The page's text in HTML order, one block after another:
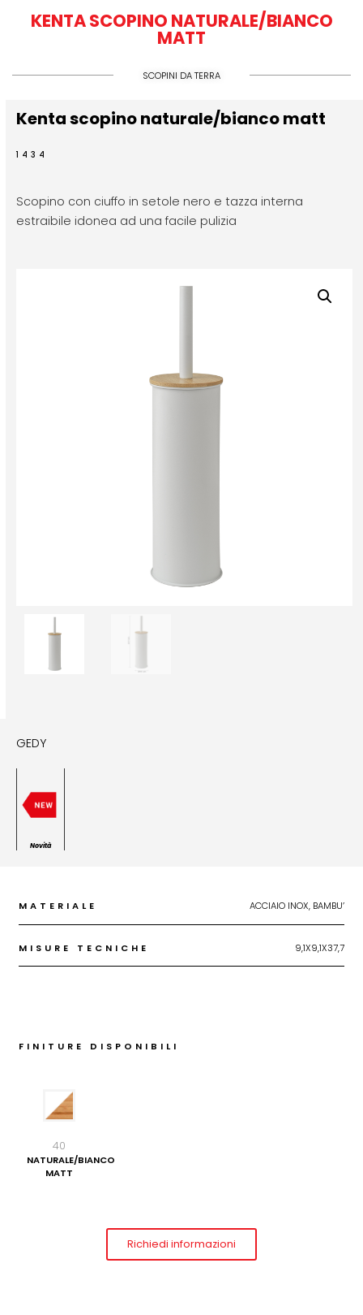
KENTA SCOPINO NATURALE/BIANCO
MATT
SCOPINI DA TERRA
Kenta scopino naturale/bianco matt
1434
Scopino con ciuffo in setole nero e tazza interna
estraibile idonea ad una facile pulizia
GEDY
Novità
MATERIALE ACCIAIO INOX, BAMBU’
MISURE TECNICHE 9,1X9,1X37,7
FINITURE DISPONIBILI
40
NATURALE/BIANCO
MATT
Richiedi informazioni